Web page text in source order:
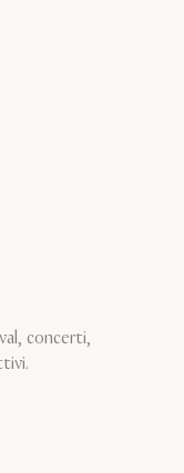
concerti,